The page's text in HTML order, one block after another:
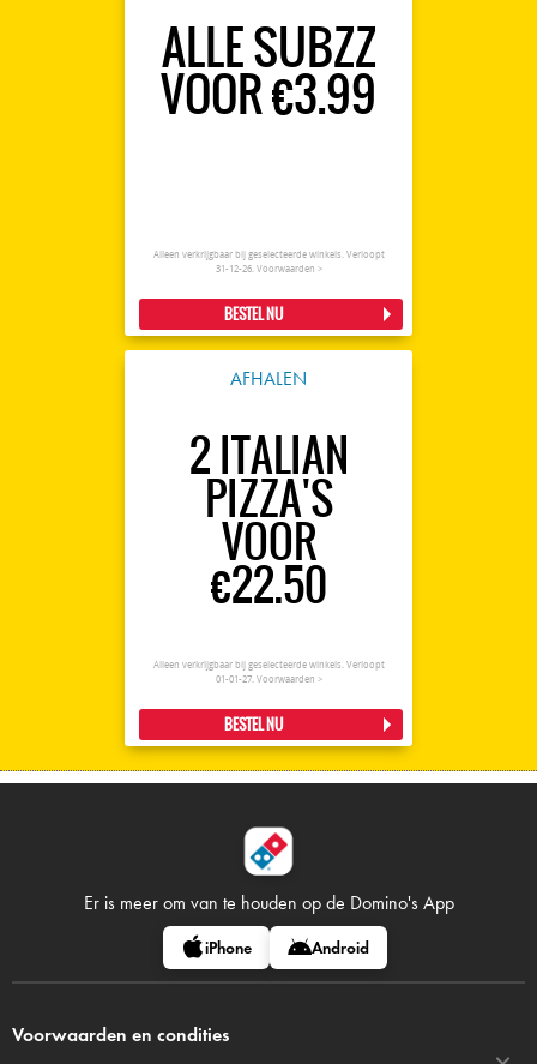
ALLE SUBZZ
VOOR €3.99
Alleen verkrijgbaar bij geselecteerde winkels. Verloopt
31-12-26. Voorwaarden >
BESTEL NU
AFHALEN
2 ITALIAN
PIZZA'S
VOOR
€22.50
Alleen verkrijgbaar bij geselecteerde winkels. Verloopt
01-01-27. Voorwaarden >
BESTEL NU
Er is meer om van te houden op de Domino's App
iPhone Android
Voorwaarden en condities